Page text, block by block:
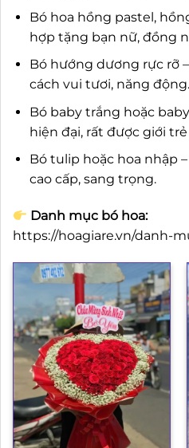
Bó hoa hồng pastel,
hợp tặng bạn nữ, đồng
Bó hướng dương rực rỡ
cách vui tươi, năng động.
Bó baby trắng hoặc
hiện đại, rất được giới
Bó tulip hoặc hoa nhập
cao cấp, sang trọng.
Danh mục bó hoa:
https://hoagiare.vn/danh-